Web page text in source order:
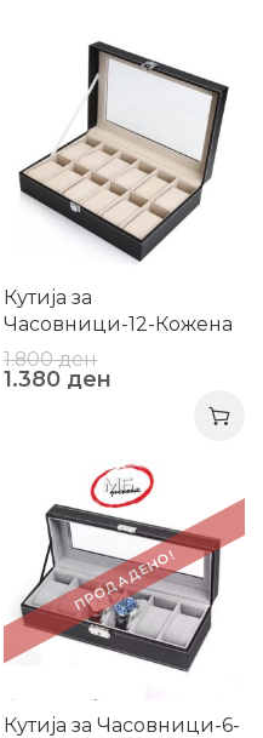
Кутија за
Часовници-12-Кожена
1.800ден
1.380 ден
ПРОДАДЕНО!
Кутија за Часовници-6-